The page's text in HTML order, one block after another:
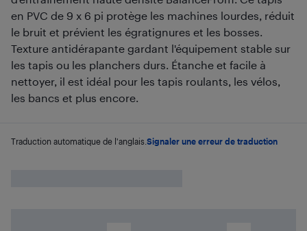
en PVC de 9 x 6 pi protège les machines lourdes, réduit
le bruit et prévient les égratignures et les bosses.
Texture antidérapante gardant l'équipement stable sur
les tapis ou les planchers durs. Étanche et facile à
nettoyer, il est idéal pour les tapis roulants, les vélos,
les bancs et plus encore.
Traduction automatique de l'anglais. Signaler une erreur de traduction